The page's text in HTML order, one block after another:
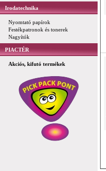
Irodatechnika
Nyomtató papírok
Festékpatronok és tonerek
Nagyítók
PIACTÉR
Akciós, kifutó termékek